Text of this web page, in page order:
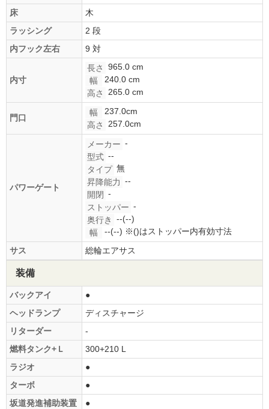
床
木
ラッシング
2 段
内フック左右
9 対
内寸
長さ
965.0 cm
幅
240.0 cm
高さ
265.0 cm
門口
幅
237.0cm
高さ
257.0cm
パワーゲート
メーカー -
型式 --
タイプ 無
昇降能力 --
開閉 -
ストッパー -
奥行き
--(--)
幅
--(--) ※()はストッパー内有効寸法
サス
総輪エアサス
装備
バックアイ
●
ヘッドランプ
ディスチャージ
リターダー
-
燃料タンク+Ｌ
300+210 L
ラジオ
●
ターボ
●
坂道発進補助装置
●